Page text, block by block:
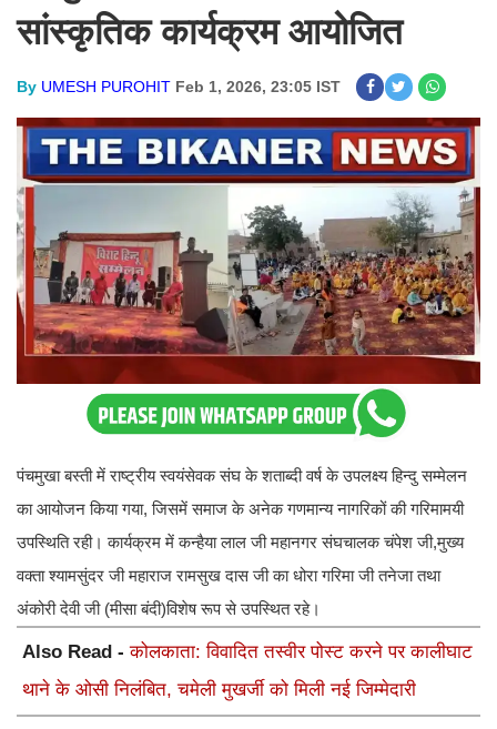
सांस्कृतिक कार्यक्रम आयोजित
By UMESH PUROHIT Feb 1, 2026, 23:05 IST
पंचमुखा बस्ती में राष्ट्रीय स्वयंसेवक संघ के शताब्दी वर्ष के उपलक्ष्य हिन्दु सम्मेलन
का आयोजन किया गया, जिसमें समाज के अनेक गणमान्य नागरिकों की गरिमामयी
उपस्थिति रही। कार्यक्रम में कन्हैया लाल जी महानगर संघचालक चंपेश जी,मुख्य
वक्ता श्यामसुंदर जी महाराज रामसुख दास जी का धोरा गरिमा जी तनेजा तथा
अंकोरी देवी जी (मीसा बंदी)विशेष रूप से उपस्थित रहे।
Also Read -कोलकाता: विवादित तस्वीर पोस्ट करने पर कालीघाट
थाने के ओसी निलंबित, चमेली मुखर्जी को मिली नई जिम्मेदारी